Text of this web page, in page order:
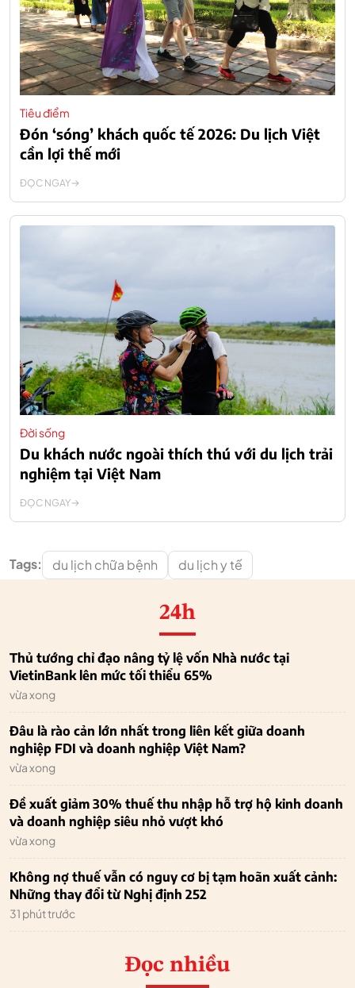
Tiêu điểm
Đón ‘sóng’ khách quốc tế 2026: Du lịch Việt
cần lợi thế mới
ĐỌC NGAY
Đời sống
Du khách nước ngoài thích thú với du lịch trải
nghiệm tại Việt Nam
ĐỌC NGAY
Tags: du lịch chữa bệnh du lịch y tế
24h
Thủ tướng chỉ đạo nâng tỷ lệ vốn Nhà nước tại
VietinBank lên mức tối thiểu 65%
vừa xong
Đâu là rào cản lớn nhất trong liên kết giữa doanh
nghiệp FDI và doanh nghiệp Việt Nam?
vừa xong
Đề xuất giảm 30% thuế thu nhập hỗ trợ hộ kinh doanh
và doanh nghiệp siêu nhỏ vượt khó
vừa xong
Không nợ thuế vẫn có nguy cơ bị tạm hoãn xuất cảnh:
Những thay đổi từ Nghị định 252
31 phút trước
Đọc nhiều